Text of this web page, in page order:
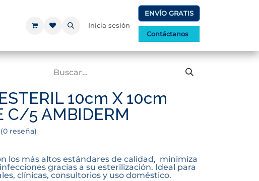
Inicia sesión
ENVÍO GRATIS
Contáctanos
10cm X 10cm
C/5 AMBIDERM
(0 reseña)
los más altos estándares de calidad, minimiza
gracias a su esterilización. Ideal para
clínicas, consultorios y uso doméstico.